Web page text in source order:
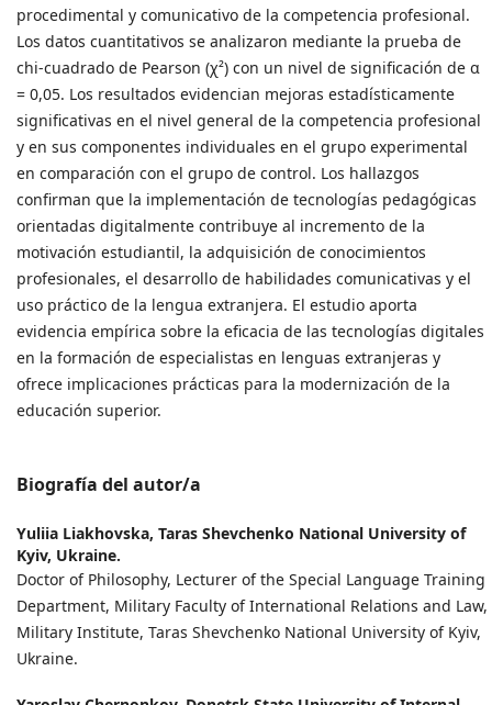
procedimental y comunicativo de la competencia profesional.
Los datos cuantitativos se analizaron mediante la prueba de
chi-cuadrado de Pearson (χ²) con un nivel de significación de α
= 0,05. Los resultados evidencian mejoras estadísticamente
significativas en el nivel general de la competencia profesional
y en sus componentes individuales en el grupo experimental
en comparación con el grupo de control. Los hallazgos
confirman que la implementación de tecnologías pedagógicas
orientadas digitalmente contribuye al incremento de la
motivación estudiantil, la adquisición de conocimientos
profesionales, el desarrollo de habilidades comunicativas y el
uso práctico de la lengua extranjera. El estudio aporta
evidencia empírica sobre la eficacia de las tecnologías digitales
en la formación de especialistas en lenguas extranjeras y
ofrece implicaciones prácticas para la modernización de la
educación superior.
Biografía del autor/a
Yuliia Liakhovska, Taras Shevchenko National University of
Kyiv, Ukraine.
Doctor of Philosophy, Lecturer of the Special Language Training
Department, Military Faculty of International Relations and Law,
Military Institute, Taras Shevchenko National University of Kyiv,
Ukraine.